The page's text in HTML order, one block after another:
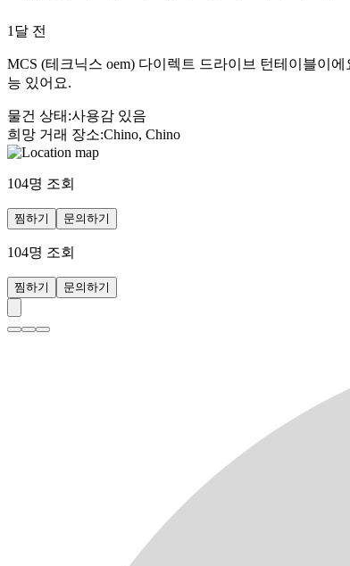
1달 전
MCS (테크닉스 oem) 다이렉트 드라이브 턴테이블이
능 있어요.
물건 상태 :사용감 있음
희망 거래 장소:Chino, Chino
104명 조회
찜하기 문의하기
104명 조회
찜하기 문의하기